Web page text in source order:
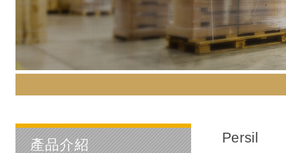
產品介紹 Persil